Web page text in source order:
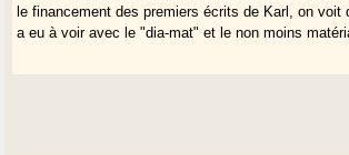
le financement des premiers écrits de Karl, on voit
a eu à voir avec le "dia-mat" et le non moins